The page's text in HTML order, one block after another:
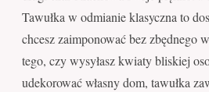
Tawułka w odmianie klasyczna to
chcesz zaimponować bez zbędnego
tego, czy wysyłasz kwiaty bliskiej
udekorować własny dom, tawułka